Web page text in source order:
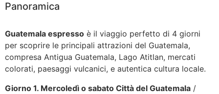
Nicaragua
Guatemala
Panoramica
Guatemala espresso è il viaggio perfetto di 4 giorni
per scoprire le principali attrazioni del Guatemala,
compresa Antigua Guatemala, Lago Atitlan, mercati
colorati, paesaggi vulcanici, e autentica cultura locale.
Giorno 1. Mercoledì o sabato Città del Guatemala /